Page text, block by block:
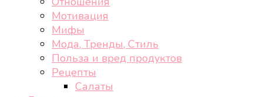
Мотивация
Мифы
Мода, Тренды, Стиль
Польза и вред продуктов
Рецепты
Салаты